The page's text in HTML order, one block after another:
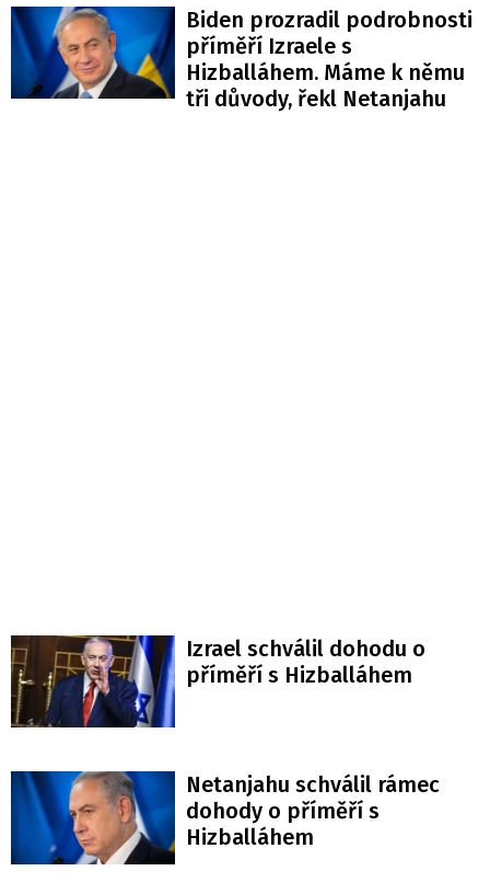
Francie podle BBC uvedly, že dohoda ukončí boje v
Libanonu a „ochrání Izrael před hrozbou Hizballáhu a
dalších teroristických organizací“.
Biden prozradil podrobnosti
příměří Izraele s
Hizballáhem. Máme k němu
tři důvody, řekl Netanjahu
Izrael schválil dohodu o
příměří s Hizballáhem
Netanjahu schválil rámec
dohody o příměří s
Hizballáhem